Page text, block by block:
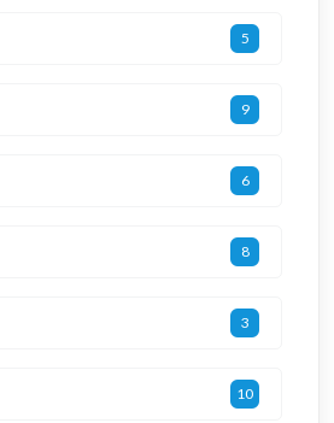
5
9
6
8
3
10